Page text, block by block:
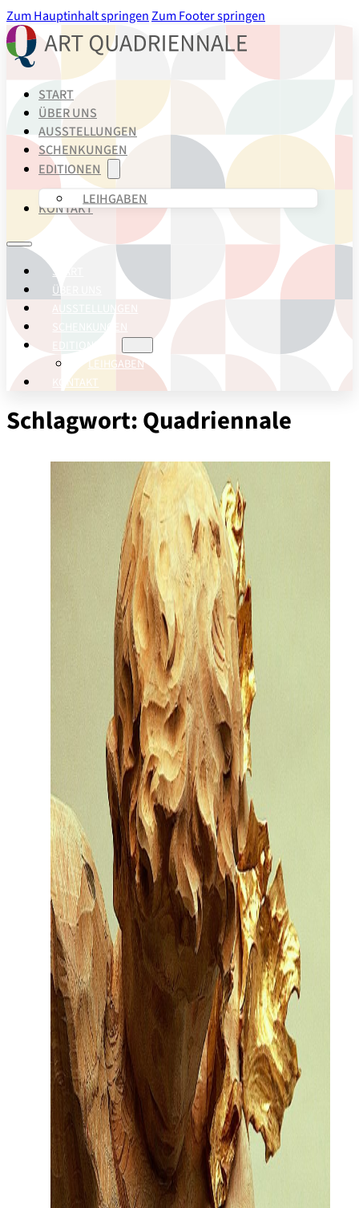
Zum Hauptinhalt springenZum Footer springen
START
ÜBER UNS
AUSSTELLUNGEN
SCHENKUNGEN
EDITIONEN
LEIHGABEN
KONTAKT
START
ÜBER UNS
LEIHGABEN
KONTAKT
Schlagwort:Quadriennale